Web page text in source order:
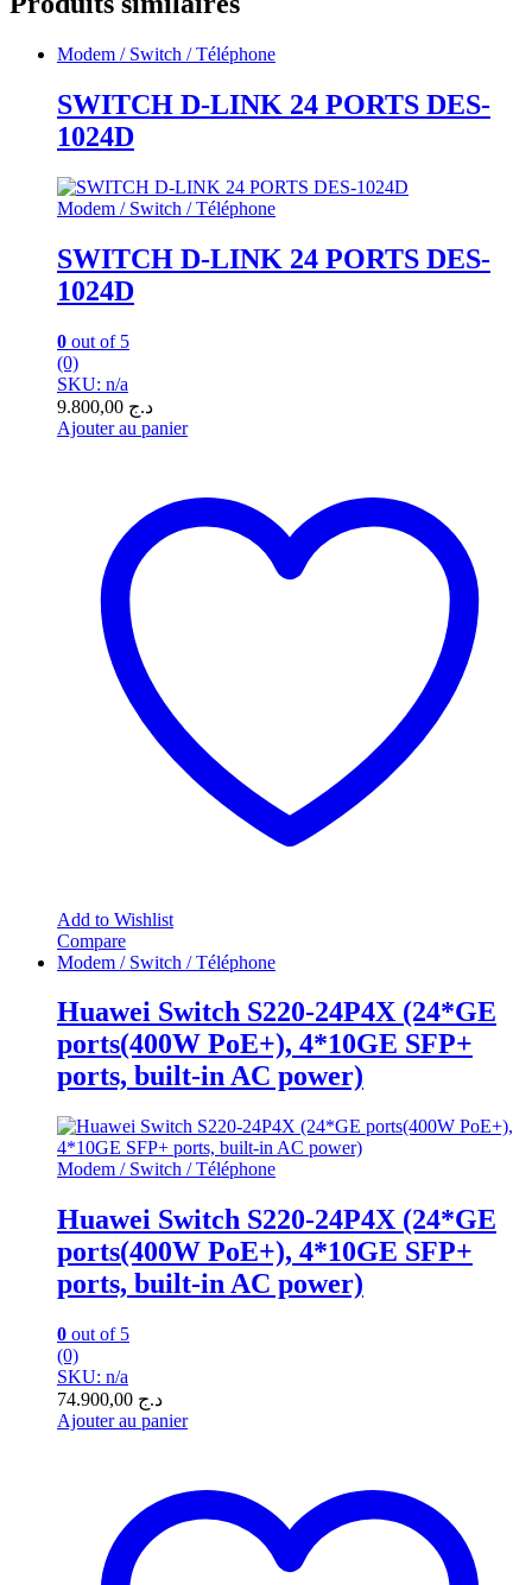
Modem / Switch / Téléphone
SWITCH D-LINK 24 PORTS DES-
1024D
Modem / Switch / Téléphone
SWITCH D-LINK 24 PORTS DES-
1024D
0 out of 5
(0)
SKU: n/a
د.ج
Ajouter au panier
Add to Wishlist
Compare
Modem / Switch / Téléphone
Huawei Switch S220-24P4X (24*GE
ports(400W PoE+), 4*10GE SFP+
ports, built-in AC power)
Modem / Switch / Téléphone
Huawei Switch S220-24P4X (24*GE
ports(400W PoE+), 4*10GE SFP+
ports, built-in AC power)
0 out of 5
(0)
SKU: n/a
د.ج
Ajouter au panier